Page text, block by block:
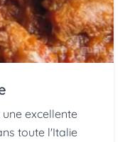
excellente
toute l'Italie